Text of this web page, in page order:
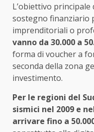
L’obiettivo
sostegno finanziario
imprenditoriali o
vanno da 30.000 a
forma di voucher a
seconda della zona
investimento.
Per le regioni del
sismici nel 2009 e
arrivare fino a